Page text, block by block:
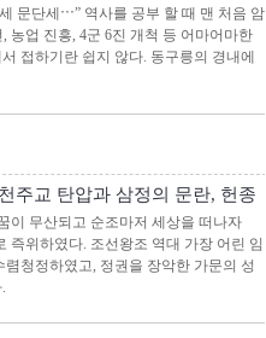
문단세⋯” 역사를 공부 할 때 맨 처음 암
농업 진흥, 4군 6진 개척 등 어마어마한
접하기란 쉽지 않다. 동구릉의 경내에
주교 탄압과 삼정의 문란, 헌종
이 무산되고 순조마저 세상을 떠나자
즉위하였다. 조선왕조 역대 가장 어린 임
청정하였고, 정권을 장악한 가문의 성